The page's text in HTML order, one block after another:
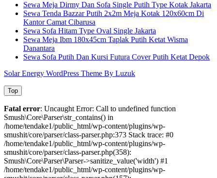
Sewa Meja Dirmy Dan Sofa Single Putih Type Kotak Jakarta
Sewa Tenda Bazzar Putih 2x2m Meja Kotak 120x60cm Di
Kantor Camat Cibarusa
Sewa Sofa Hitam Type Oval Single Jakarta
Sewa Meja Ibm 180x45cm Taplak Putih Ketat Wisma
Danantara
Sewa Sofa Putih Dan Kursi Futura Cover Putih Ketat Depok
Solar Energy WordPress Theme By Luzuk
Top
Fatal error: Uncaught Error: Call to undefined function
Smush\Core\Parser\str_contains() in
/home/tendake1/public_html/wp-content/plugins/wp-
smushit/core/parser/class-parser.php:373 Stack trace: #0
/home/tendake1/public_html/wp-content/plugins/wp-
smushit/core/parser/class-parser.php(358):
Smush\Core\Parser\Parser->sanitize_value('width') #1
/home/tendake1/public_html/wp-content/plugins/wp-